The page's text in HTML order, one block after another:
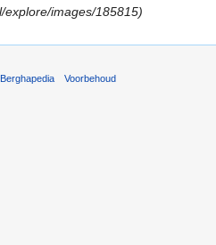
explore/images/185815)
Voorbehoud